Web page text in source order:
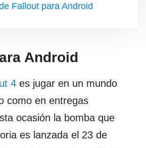
Fallout para Android
Android
4 es jugar en un mundo
como en entregas
ocasión la bomba que
es lanzada el 23 de